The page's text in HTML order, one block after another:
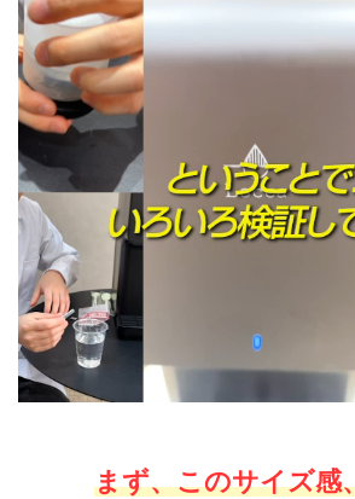
まず、このサイズ感